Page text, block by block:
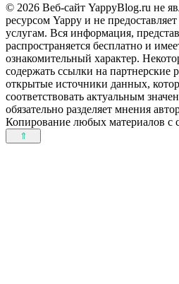
© 2026 Веб-сайт YappyBlog.ru не
ресурсом Yappy и не
услугам. Вся информация,
распространяется бесплатно и
ознакомительный характер.
содержать ссылки на
открытые источники данных,
соответствовать актуальным
обязательно разделяет мнения
Копирование любых материалов с